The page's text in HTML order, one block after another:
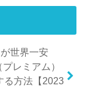
世界一安
レミアム）
る方法【2023